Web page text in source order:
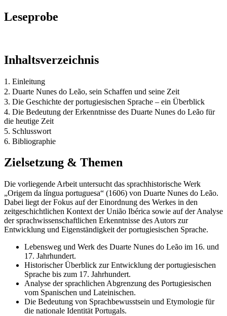
Leseprobe
Inhaltsverzeichnis
1. Einleitung
2. Duarte Nunes do Leão, sein Schaffen und seine Zeit
3. Die Geschichte der portugiesischen Sprache – ein Überblick
4. Die Bedeutung der Erkenntnisse des Duarte Nunes do Leão für
die heutige Zeit
5. Schlusswort
6. Bibliographie
Zielsetzung & Themen
Die vorliegende Arbeit untersucht das sprachhistorische Werk
„Origem da língua portuguesa“ (1606) von Duarte Nunes do Leão.
Dabei liegt der Fokus auf der Einordnung des Werkes in den
zeitgeschichtlichen Kontext der União Ibérica sowie auf der Analyse
der sprachwissenschaftlichen Erkenntnisse des Autors zur
Entwicklung und Eigenständigkeit der portugiesischen Sprache.
Lebensweg und Werk des Duarte Nunes do Leão im 16. und
17. Jahrhundert.
Historischer Überblick zur Entwicklung der portugiesischen
Sprache bis zum 17. Jahrhundert.
Analyse der sprachlichen Abgrenzung des Portugiesischen
vom Spanischen und Lateinischen.
Die Bedeutung von Sprachbewusstsein und Etymologie für
die nationale Identität Portugals.